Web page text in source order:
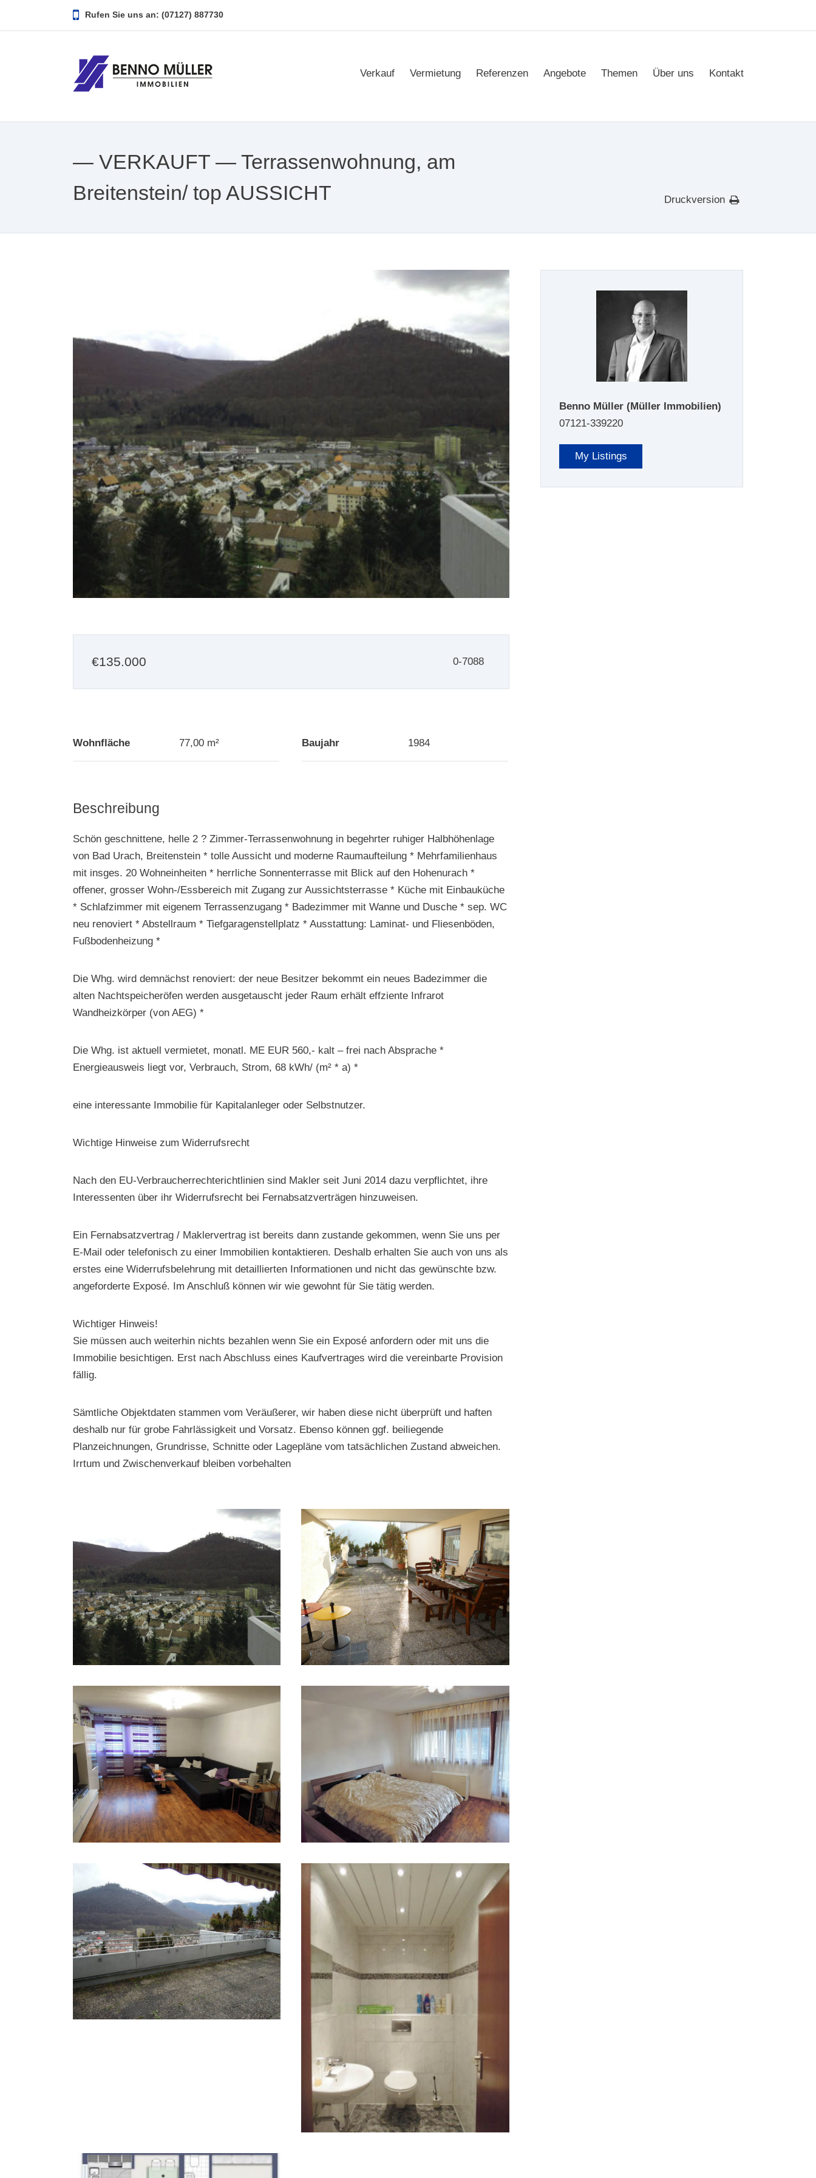
Rufen Sie uns an: (07127) 887730
Verkauf Vermietung Referenzen Angebote Themen Über uns Kontakt
— VERKAUFT — Terrassenwohnung, am
Breitenstein/ top AUSSICHT
Druckversion
€135.000 0-7088
Wohnfläche 77,00 m² Baujahr 1984
Beschreibung
Schön geschnittene, helle 2 ? Zimmer-Terrassenwohnung in begehrter ruhiger Halbhöhenlage
von Bad Urach, Breitenstein * tolle Aussicht und moderne Raumaufteilung * Mehrfamilienhaus
mit insges. 20 Wohneinheiten * herrliche Sonnenterrasse mit Blick auf den Hohenurach *
offener, grosser Wohn-/Essbereich mit Zugang zur Aussichtsterrasse * Küche mit Einbauküche
* Schlafzimmer mit eigenem Terrassenzugang * Badezimmer mit Wanne und Dusche * sep. WC
neu renoviert * Abstellraum * Tiefgaragenstellplatz * Ausstattung: Laminat- und Fliesenböden,
Fußbodenheizung *
Die Whg. wird demnächst renoviert: der neue Besitzer bekommt ein neues Badezimmer die
alten Nachtspeicheröfen werden ausgetauscht jeder Raum erhält effziente Infrarot
Wandheizkörper (von AEG) *
Die Whg. ist aktuell vermietet, monatl. ME EUR 560,- kalt – frei nach Absprache *
Energieausweis liegt vor, Verbrauch, Strom, 68 kWh/ (m² * a) *
eine interessante Immobilie für Kapitalanleger oder Selbstnutzer.
Wichtige Hinweise zum Widerrufsrecht
Nach den EU-Verbraucherrechterichtlinien sind Makler seit Juni 2014 dazu verpflichtet, ihre
Interessenten über ihr Widerrufsrecht bei Fernabsatzverträgen hinzuweisen.
Ein Fernabsatzvertrag / Maklervertrag ist bereits dann zustande gekommen, wenn Sie uns per
E-Mail oder telefonisch zu einer Immobilien kontaktieren. Deshalb erhalten Sie auch von uns als
erstes eine Widerrufsbelehrung mit detaillierten Informationen und nicht das gewünschte bzw.
angeforderte Exposé. Im Anschluß können wir wie gewohnt für Sie tätig werden.
Wichtiger Hinweis!
Sie müssen auch weiterhin nichts bezahlen wenn Sie ein Exposé anfordern oder mit uns die
Immobilie besichtigen. Erst nach Abschluss eines Kaufvertrages wird die vereinbarte Provision
fällig.
Sämtliche Objektdaten stammen vom Veräußerer, wir haben diese nicht überprüft und haften
deshalb nur für grobe Fahrlässigkeit und Vorsatz. Ebenso können ggf. beiliegende
Planzeichnungen, Grundrisse, Schnitte oder Lagepläne vom tatsächlichen Zustand abweichen.
Irrtum und Zwischenverkauf bleiben vorbehalten
Benno Müller(Müller Immobilien)
07121-339220
My Listings